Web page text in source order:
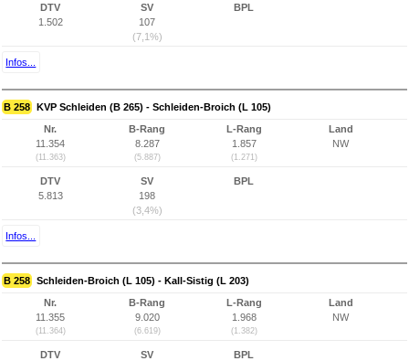
DTV
1.502
SV
107
(7,1%)
BPL
Infos...
B 258 KVP Schleiden (B 265) - Schleiden-Broich (L 105)
Nr.
11.354
(11.363)
B-Rang
8.287
(5.887)
L-Rang
1.857
(1.271)
Land
NW
DTV
5.813
SV
198
(3,4%)
BPL
Infos...
B 258 Schleiden-Broich (L 105) - Kall-Sistig (L 203)
Nr.
11.355
(11.364)
B-Rang
9.020
(6.619)
L-Rang
1.968
(1.382)
Land
NW
DTV
SV
BPL